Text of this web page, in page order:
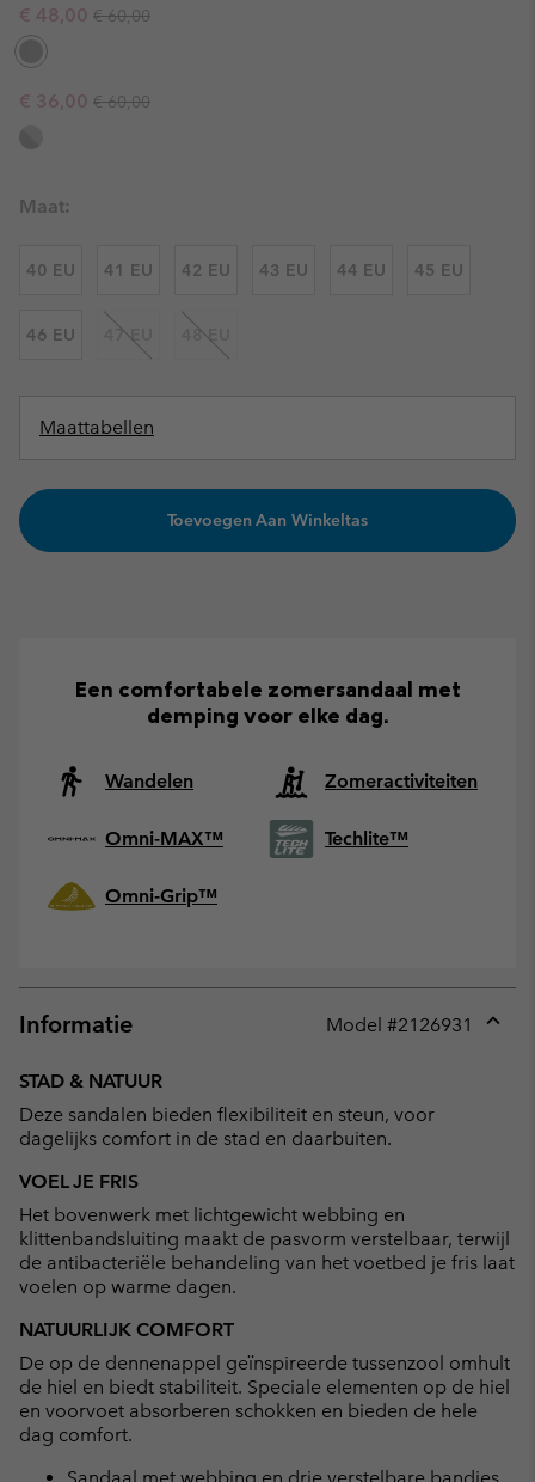
Sale price:
€ 48,00 Regular price:
€ 60,00
Sale price:
€ 36,00 Regular price:
€ 60,00
Maat:
40 EU 41 EU 42 EU 43 EU 44 EU 45 EU
46 EU 47 EU 48 EU
Maattabellen
Toevoegen Aan Winkeltas
Een comfortabele zomersandaal met
demping voor elke dag.
Wandelen Zomeractiviteiten
Omni-MAX™ Techlite™
Omni-Grip™
Informatie Model #2126931
STAD & NATUUR
Deze sandalen bieden flexibiliteit en steun, voor
dagelijks comfort in de stad en daarbuiten.
VOEL JE FRIS
Het bovenwerk met lichtgewicht webbing en
klittenbandsluiting maakt de pasvorm verstelbaar, terwijl
de antibacteriële behandeling van het voetbed je fris laat
voelen op warme dagen.
NATUURLIJK COMFORT
De op de dennenappel geïnspireerde tussenzool omhult
de hiel en biedt stabiliteit. Speciale elementen op de hiel
en voorvoet absorberen schokken en bieden de hele
dag comfort.
Sandaal met webbing en drie verstelbare bandjes